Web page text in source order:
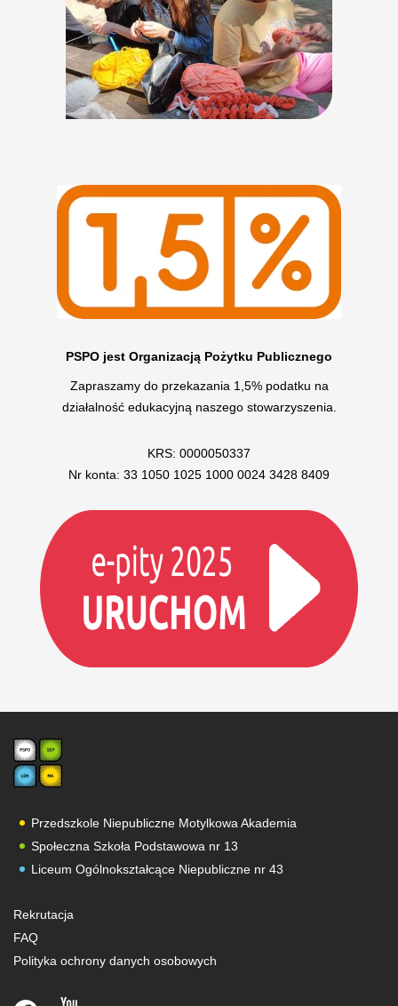
PSPO jest Organizacją Pożytku Publicznego
Zapraszamy do przekazania 1,5% podatku na
działalność edukacyjną naszego stowarzyszenia.
KRS: 0000050337
Nr konta: 33 1050 1025 1000 0024 3428 8409
Przedszkole Niepubliczne Motylkowa Akademia
Społeczna Szkoła Podstawowa nr 13
Liceum Ogólnokształcące Niepubliczne nr 43
Rekrutacja
FAQ
Polityka ochrony danych osobowych